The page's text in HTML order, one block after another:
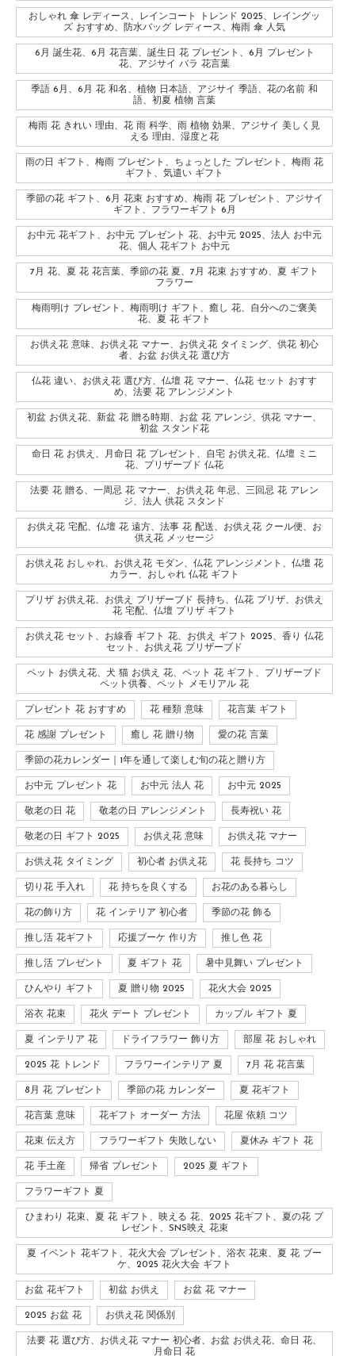
おしゃれ 傘 レディース、レインコート トレンド 2025、レイングッ
ズ おすすめ、防水バッグ レディース、梅雨 傘 人気
6月 誕生花、6月 花言葉、誕生日 花 プレゼント、6月 プレゼント
花、アジサイ バラ 花言葉
季語 6月、6月 花 和名、植物 日本語、アジサイ 季語、花の名前 和
語、初夏 植物 言葉
梅雨 花 きれい 理由、花 雨 科学、雨 植物 効果、アジサイ 美しく見
える 理由、湿度と花
雨の日 ギフト、梅雨 プレゼント、ちょっとした プレゼント、梅雨 花
ギフト、気遣い ギフト
季節の花 ギフト、6月 花束 おすすめ、梅雨 花 プレゼント、アジサイ
ギフト、フラワーギフト 6月
お中元 花ギフト、お中元 プレゼント 花、お中元 2025、法人 お中元
花、個人 花ギフト お中元
7月 花、夏 花 花言葉、季節の花 夏、7月 花束 おすすめ、夏 ギフト
フラワー
梅雨明け プレゼント、梅雨明け ギフト、癒し 花、自分へのご褒美
花、夏 花 ギフト
お供え花 意味、お供え花 マナー、お供え花 タイミング、供花 初心
者、お盆 お供え花 選び方
仏花 違い、お供え花 選び方、仏壇 花 マナー、仏花 セット おすす
め、法要 花 アレンジメント
初盆 お供え花、新盆 花 贈る時期、お盆 花 アレンジ、供花 マナー、
初盆 スタンド花
命日 花 お供え、月命日 花 プレゼント、自宅 お供え花、仏壇 ミニ
花、プリザーブド 仏花
法要 花 贈る、一周忌 花 マナー、お供え花 年忌、三回忌 花 アレン
ジ、法人 供花 スタンド
お供え花 宅配、仏壇 花 遠方、法事 花 配送、お供え花 クール便、お
供え花 メッセージ
お供え花 おしゃれ、お供え花 モダン、仏花 アレンジメント、仏壇 花
カラー、おしゃれ 仏花 ギフト
プリザ お供え花、お供え プリザーブド 長持ち、仏花 プリザ、お供え
花 宅配、仏壇 プリザ ギフト
お供え花 セット、お線香 ギフト 花、お供え ギフト 2025、香り 仏花
セット、お供え花 プリザーブド
ペット お供え花、犬 猫 お供え 花、ペット 花 ギフト、プリザーブド
ペット供養、ペット メモリアル 花
プレゼント 花 おすすめ 花 種類 意味 花言葉 ギフト
花 感謝 プレゼント 癒し 花 贈り物 愛の花 言葉
季節の花カレンダー｜1年を通して楽しむ旬の花と贈り方
お中元 プレゼント 花 お中元 法人 花 お中元 2025
敬老の日 花 敬老の日 アレンジメント 長寿祝い 花
敬老の日 ギフト 2025 お供え花 意味 お供え花 マナー
お供え花 タイミング 初心者 お供え花 花 長持ち コツ
切り花 手入れ 花 持ちを良くする お花のある暮らし
花の飾り方 花 インテリア 初心者 季節の花 飾る
推し活 花ギフト 応援ブーケ 作り方 推し色 花
推し活 プレゼント 夏 ギフト 花 暑中見舞い プレゼント
ひんやり ギフト 夏 贈り物 2025 花火大会 2025
浴衣 花束 花火 デート プレゼント カップル ギフト 夏
夏 インテリア 花 ドライフラワー 飾り方 部屋 花 おしゃれ
2025 花 トレンド フラワーインテリア 夏 7月 花 花言葉
8月 花 プレゼント 季節の花 カレンダー 夏 花ギフト
花言葉 意味 花ギフト オーダー 方法 花屋 依頼 コツ
花束 伝え方 フラワーギフト 失敗しない 夏休み ギフト 花
花 手土産 帰省 プレゼント 2025 夏 ギフト
フラワーギフト 夏
ひまわり 花束、夏 花 ギフト、映える 花、2025 花ギフト、夏の花 プ
レゼント、SNS映え 花束
夏 イベント 花ギフト、花火大会 プレゼント、浴衣 花束、夏 花 ブー
ケ、2025 花火大会 ギフト
お盆 花ギフト 初盆 お供え お盆 花 マナー
2025 お盆 花 お供え花 関係別
法要 花 選び方、お供え花 マナー 初心者、お盆 お供え花、命日 花、
月命日 花